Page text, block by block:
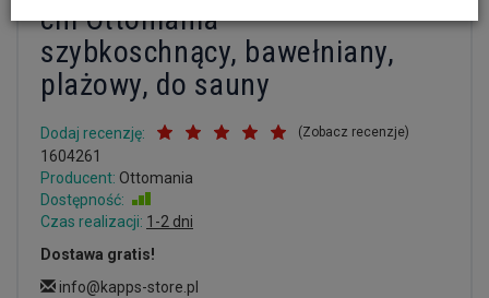
cm Ottomania –
szybkoschnący, bawełniany,
plażowy, do sauny
Dodaj recenzję: (Zobacz recenzje)
1604261
Producent: Ottomania
Dostępność:
Czas realizacji: 1-2 dni
Dostawa gratis!
info@kapps-store.pl